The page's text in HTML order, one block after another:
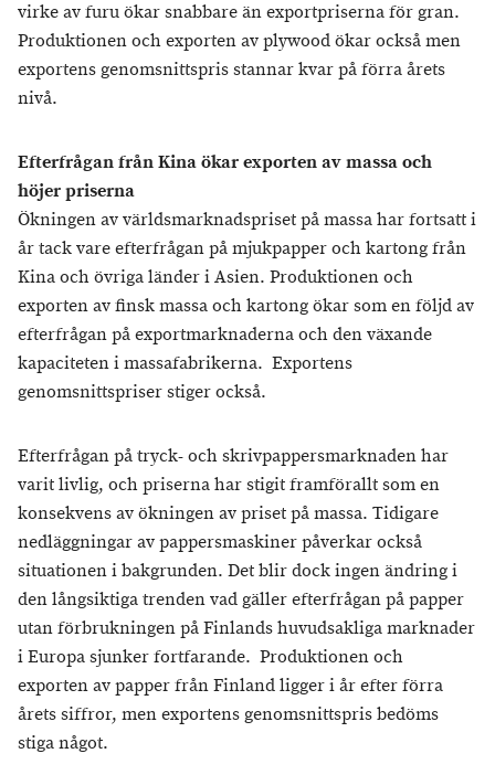
virke av furu ökar snabbare än exportpriserna för gran.
Produktionen och exporten av plywood ökar också men
exportens genomsnittspris stannar kvar på förra årets
nivå.
Efterfrågan från Kina ökar exporten av massa och
höjer priserna
Ökningen av världsmarknadspriset på massa har fortsatt i
år tack vare efterfrågan på mjukpapper och kartong från
Kina och övriga länder i Asien. Produktionen och
exporten av finsk massa och kartong ökar som en följd av
efterfrågan på exportmarknaderna och den växande
kapaciteten i massafabrikerna. Exportens
genomsnittspriser stiger också.
Efterfrågan på tryck- och skrivpappersmarknaden har
varit livlig, och priserna har stigit framförallt som en
konsekvens av ökningen av priset på massa. Tidigare
nedläggningar av pappersmaskiner påverkar också
situationen i bakgrunden. Det blir dock ingen ändring i
den långsiktiga trenden vad gäller efterfrågan på papper
utan förbrukningen på Finlands huvudsakliga marknader
i Europa sjunker fortfarande. Produktionen och
exporten av papper från Finland ligger i år efter förra
årets siffror, men exportens genomsnittspris bedöms
stiga något.